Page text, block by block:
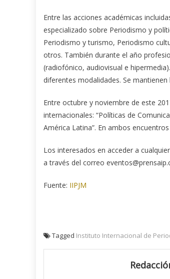
Entre las acciones académicas
especializado sobre Periodismo y
Periodismo y turismo, Periodismo
otros. También durante el año
(radiofónico, audiovisual e
diferentes modalidades. Se
Entre octubre y noviembre de este
internacionales: “Políticas de
América Latina”. En ambos
Los interesados en acceder a
a través del correo eventos@
Fuente: IIPJM
Tagged Instituto Internacional de